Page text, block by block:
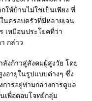
ให้บ้านไม่ใช่เป็นเพียง ที่
นครอบครัวที่มีหลายเจน
เหมือนประโยคที่ว่า
กล่าว
งก้าวสู่สังคมผู้สูงวัย โดย
อายุในรูปแบบต่างๆ ซึ่ง
การอยู่ท่ามกลางการดูแล
เพื่อตอบโจทย์กลุ่ม